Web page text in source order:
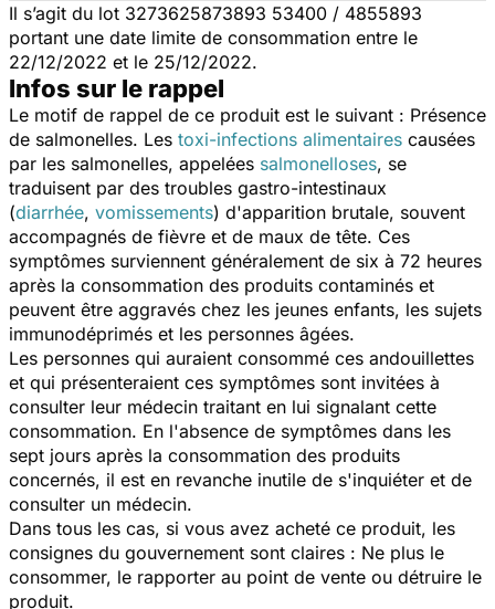
Il s’agit du lot 3273625873893 53400 / 4855893
portant une date limite de consommation entre le
22/12/2022 et le 25/12/2022.
Infos sur le rappel
Le motif de rappel de ce produit est le suivant : Présence
de salmonelles. Les toxi-infections alimentaires causées
par les salmonelles, appelées salmonelloses, se
traduisent par des troubles gastro-intestinaux
(diarrhée, vomissements) d'apparition brutale, souvent
accompagnés de fièvre et de maux de tête. Ces
symptômes surviennent généralement de six à 72 heures
après la consommation des produits contaminés et
peuvent être aggravés chez les jeunes enfants, les sujets
immunodéprimés et les personnes âgées.
Les personnes qui auraient consommé ces andouillettes
et qui présenteraient ces symptômes sont invitées à
consulter leur médecin traitant en lui signalant cette
consommation. En l'absence de symptômes dans les
sept jours après la consommation des produits
concernés, il est en revanche inutile de s'inquiéter et de
consulter un médecin.
Dans tous les cas, si vous avez acheté ce produit, les
consignes du gouvernement sont claires : Ne plus le
consommer, le rapporter au point de vente ou détruire le
produit.